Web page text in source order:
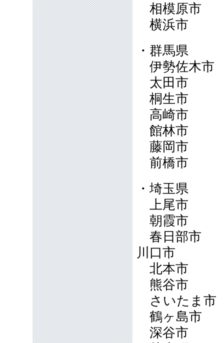
相模原市
横浜市
・群馬県
伊勢佐木
太田市
桐生市
高崎市
館林市
藤岡市
前橋市
・埼玉県
上尾市
朝霞市
春日部市
川口市
北本市
熊谷市
さいたま
鶴ヶ島市
深谷市